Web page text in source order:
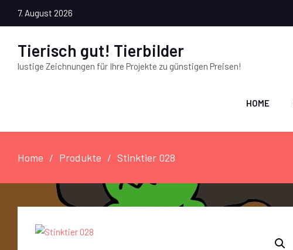
7. August 2026
Tierisch gut! Tierbilder
lustige Zeichnungen für Ihre Projekte zu günstigen Preisen!
HOME
Home Produkte Stinktier 028